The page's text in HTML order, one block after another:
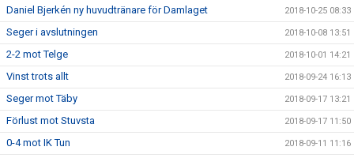
Daniel Bjerkén ny huvudtränare för Damlaget 2018-10-25 08:33
Seger i avslutningen 2018-10-08 13:51
2-2 mot Telge 2018-10-01 14:21
Vinst trots allt 2018-09-24 16:13
Seger mot Täby 2018-09-17 13:21
Förlust mot Stuvsta 2018-09-17 11:50
0-4 mot IK Tun 2018-09-11 11:16